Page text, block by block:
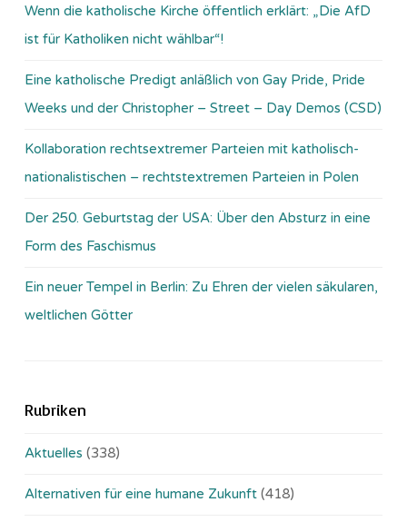
Wenn die katholische Kirche öffentlich erklärt: „Die AfD
ist für Katholiken nicht wählbar“!
Eine katholische Predigt anläßlich von Gay Pride, Pride
Weeks und der Christopher – Street – Day Demos (CSD)
Kollaboration rechtsextremer Parteien mit katholisch-
nationalistischen – rechtstextremen Parteien in Polen
Der 250. Geburtstag der USA: Über den Absturz in eine
Form des Faschismus
Ein neuer Tempel in Berlin: Zu Ehren der vielen säkularen,
weltlichen Götter
Rubriken
Aktuelles (338)
Alternativen für eine humane Zukunft (418)